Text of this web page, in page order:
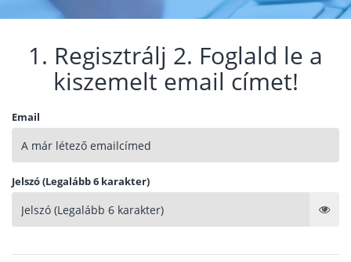
1. Regisztrálj 2. Foglald le a
kiszemelt email címet!
Email
Jelszó (Legalább 6 karakter)